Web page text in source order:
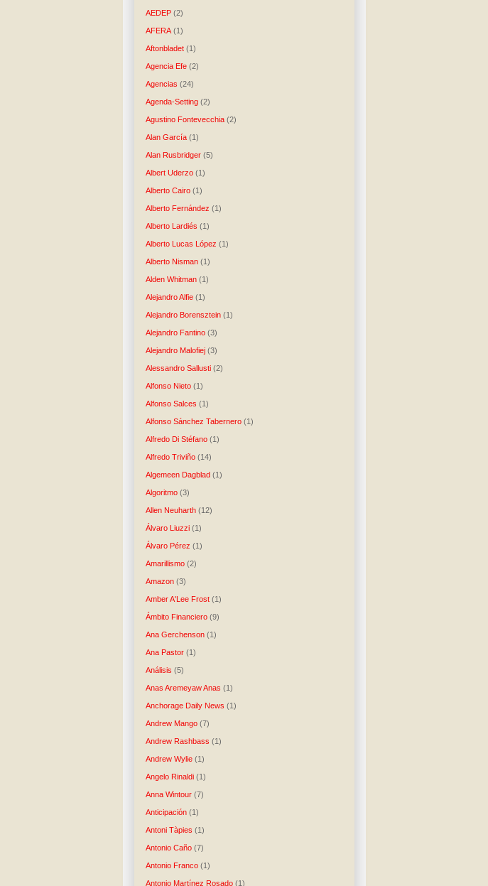
AEDEP (2)
AFERA (1)
Aftonbladet (1)
Agencia Efe (2)
Agencias (24)
Agenda-Setting (2)
Agustino Fontevecchia (2)
Alan García (1)
Alan Rusbridger (5)
Albert Uderzo (1)
Alberto Cairo (1)
Alberto Fernández (1)
Alberto Lardiés (1)
Alberto Lucas López (1)
Alberto Nisman (1)
Alden Whitman (1)
Alejandro Alfie (1)
Alejandro Borensztein (1)
Alejandro Fantino (3)
Alejandro Malofiej (3)
Alessandro Sallusti (2)
Alfonso Nieto (1)
Alfonso Salces (1)
Alfonso Sánchez Tabernero (1)
Alfredo Di Stéfano (1)
Alfredo Triviño (14)
Algemeen Dagblad (1)
Algoritmo (3)
Allen Neuharth (12)
Álvaro Liuzzi (1)
Álvaro Pérez (1)
Amarillismo (2)
Amazon (3)
Amber A'Lee Frost (1)
Ámbito Financiero (9)
Ana Gerchenson (1)
Ana Pastor (1)
Análisis (5)
Anas Aremeyaw Anas (1)
Anchorage Daily News (1)
Andrew Mango (7)
Andrew Rashbass (1)
Andrew Wylie (1)
Angelo Rinaldi (1)
Anna Wintour (7)
Anticipación (1)
Antoni Tàpies (1)
Antonio Caño (7)
Antonio Franco (1)
Antonio Martínez Rosado (1)